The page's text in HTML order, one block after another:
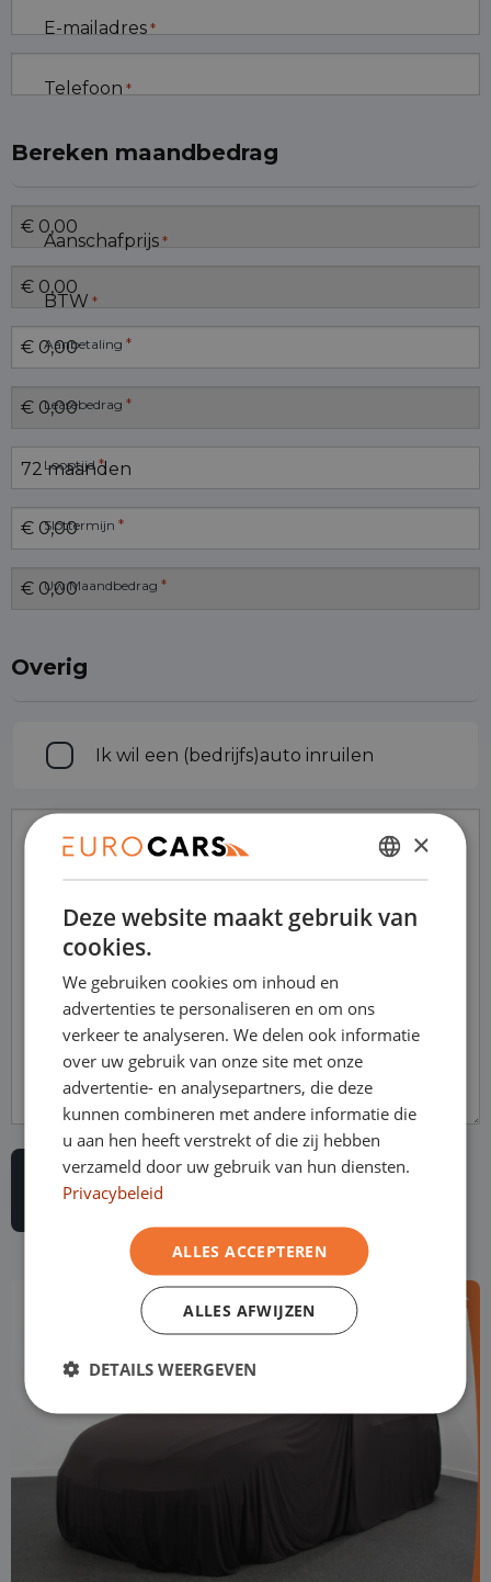
E-mailadres *
Telefoon *
Bereken maandbedrag
Aanschafprijs *
BTW *
Aanbetaling *
Leasebedrag *
Looptijd *
Slottermijn *
Uw Maandbedrag *
Overig
Ik wil een (bedrijfs)auto inruilen
Opmerkingen
DUTCH
ENGLISH
×
Deze website maakt gebruik van
cookies.
We gebruiken cookies om inhoud en
advertenties te personaliseren en om ons
verkeer te analyseren. We delen ook informatie
over uw gebruik van onze site met onze
advertentie- en analysepartners, die deze
kunnen combineren met andere informatie die
u aan hen heeft verstrekt of die zij hebben
verzameld door uw gebruik van hun diensten.
Privacybeleid
ALLES ACCEPTEREN
ALLES AFWIJZEN
DETAILS WEERGEVEN